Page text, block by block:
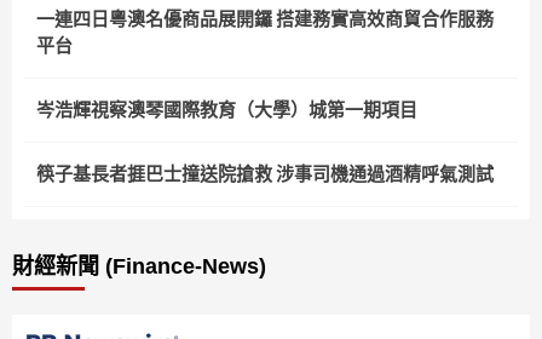
一連四日粵澳名優商品展開鑼 搭建務實高效商貿合作服務
平台
岑浩輝視察澳琴國際教育（大學）城第一期項目
筷子基長者捱巴士撞送院搶救 涉事司機通過酒精呼氣測試
財經新聞 (Finance-News)